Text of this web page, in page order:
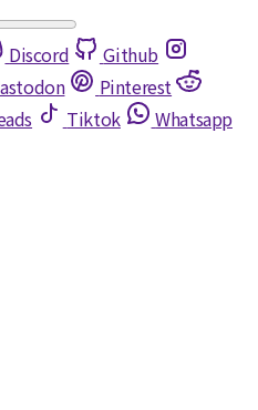
Discord
Github
Pinterest
Tiktok
Whatsapp